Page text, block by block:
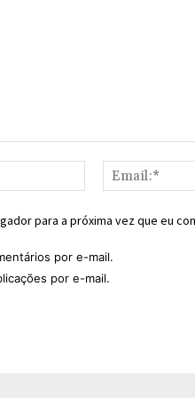
Nome:*
para a próxima vez que eu
por e-mail.
por e-mail.